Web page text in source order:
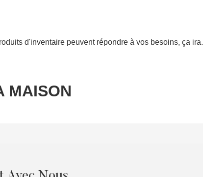
d'inventaire peuvent répondre à vos besoins, ça ira.
MAISON